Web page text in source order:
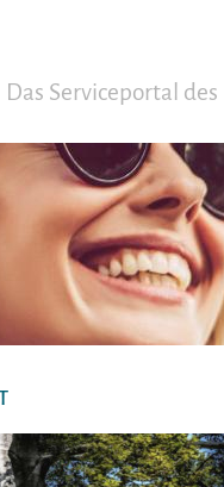
Das Serviceportal des